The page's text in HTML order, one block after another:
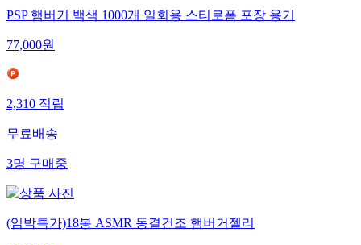
PSP 햄버거 백색 1000개 일회용 스티로폼 포장 용기
77,000원
2,310 적립
무료배송
3명 구매중
(임박특가)18봉 ASMR 동결건조 햄버거젤리